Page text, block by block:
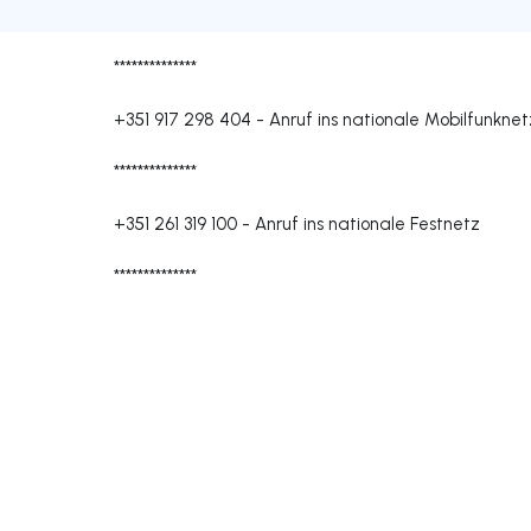
**************
+351 917 298 404 - Anruf ins nationale
**************
+351 261 319 100 - Anruf ins nationale Festnetz
**************